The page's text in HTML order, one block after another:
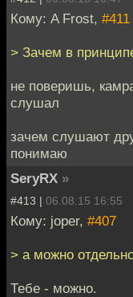
Кому: A Frost, #411
> Зачем в
не поверишь,
слушал
зачем слушают
понимаю
SeryRX »
#413 | 06.08.15 16:55
Кому: joper, #407
> а можно
Тебе - можно.